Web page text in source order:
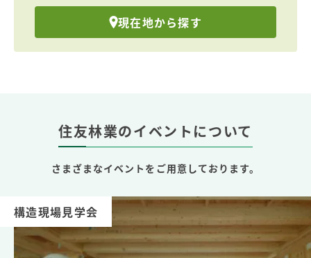
現在地から探す
住友林業のイベントについて
さまざまなイベントをご用意しております。
構造現場見学会